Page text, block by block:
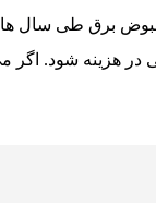
قبوض برق طی سال
در هزینه شود.